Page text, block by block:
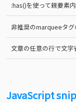
:has()を使って親要素
非推奨のmarqueeタグ
文章の任意の行で文
JavaScript